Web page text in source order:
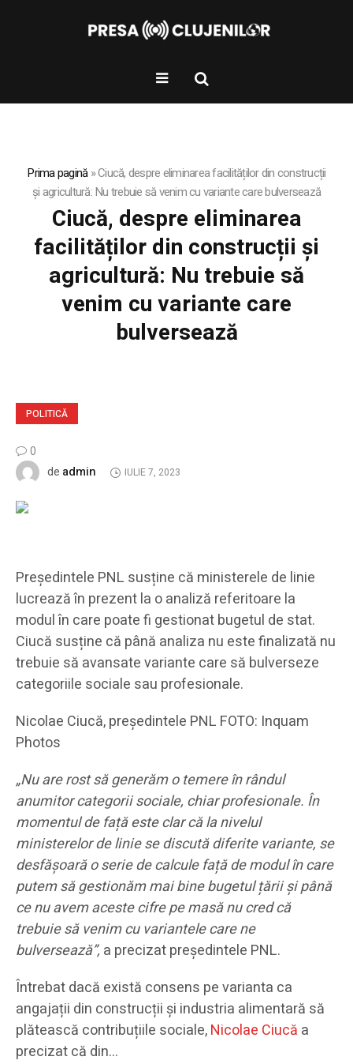
Prima pagină»Ciucă, despre eliminarea facilităților din construcții
și agricultură: Nu trebuie să venim cu variante care bulversează
Ciucă, despre eliminarea
facilităților din construcții și
agricultură: Nu trebuie să
venim cu variante care
bulversează
POLITICĂ
0
de admin IULIE 7, 2023
Președintele PNL susține că ministerele de linie
lucrează în prezent la o analiză referitoare la
modul în care poate fi gestionat bugetul de stat.
Ciucă susține că până analiza nu este finalizată nu
trebuie să avansate variante care să bulverseze
categoriile sociale sau profesionale.
Nicolae Ciucă, președintele PNL FOTO: Inquam
Photos
„Nu are rost să generăm o temere în rândul
anumitor categorii sociale, chiar profesionale. În
momentul de față este clar că la nivelul
ministerelor de linie se discută diferite variante, se
desfășoară o serie de calcule față de modul în care
putem să gestionăm mai bine bugetul țării și până
ce nu avem aceste cifre pe masă nu cred că
trebuie să venim cu variantele care ne
bulversează”, a precizat președintele PNL.
Întrebat dacă există consens pe varianta ca
angajații din construcții și industria alimentară să
plătească contribuțiile sociale,Nicolae Ciucă a
precizat că din…